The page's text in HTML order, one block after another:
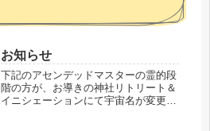
お知らせ
下記のアセンデッドマスターの霊的段
階の方が、お導きの神社リトリート＆
イニシェーションにて宇宙名が変更に